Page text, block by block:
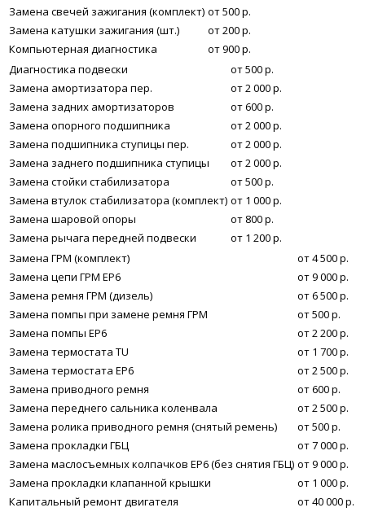
Замена свечей зажигания (комплект) от 500 р.
Замена катушки зажигания (шт.)
от 200 р.
Компьютерная диагностика
от 900 р.
Диагностика подвески
от 500 р.
Замена амортизатора пер.
от 2 000 р.
Замена задних амортизаторов
от 600 р.
Замена опорного подшипника
от 2 000 р.
Замена подшипника ступицы пер.
от 2 000 р.
Замена заднего подшипника ступицы
от 2 000 р.
Замена стойки стабилизатора
от 500 р.
Замена втулок стабилизатора (комплект) от 1 000 р.
Замена шаровой опоры
от 800 р.
Замена рычага передней подвески
от 1 200 р.
Замена ГРМ (комплект)
от 4 500 р.
Замена цепи ГРМ EP6
от 9 000 р.
Замена ремня ГРМ (дизель)
от 6 500 р.
Замена помпы при замене ремня ГРМ
от 500 р.
Замена помпы EP6
от 2 200 р.
Замена термостата TU
от 1 700 р.
Замена термостата EP6
от 2 500 р.
Замена приводного ремня
от 600 р.
Замена переднего сальника коленвала
от 2 500 р.
Замена ролика приводного ремня (снятый ремень)
от 500 р.
Замена прокладки ГБЦ
от 7 000 р.
Замена маслосъемных колпачков ЕР6 (без снятия ГБЦ) от 9 000 р.
Замена прокладки клапанной крышки
от 1 000 р.
Капитальный ремонт двигателя
от 40 000 р.